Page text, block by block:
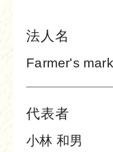
法人名
Farmer's
代表者
小林 和男